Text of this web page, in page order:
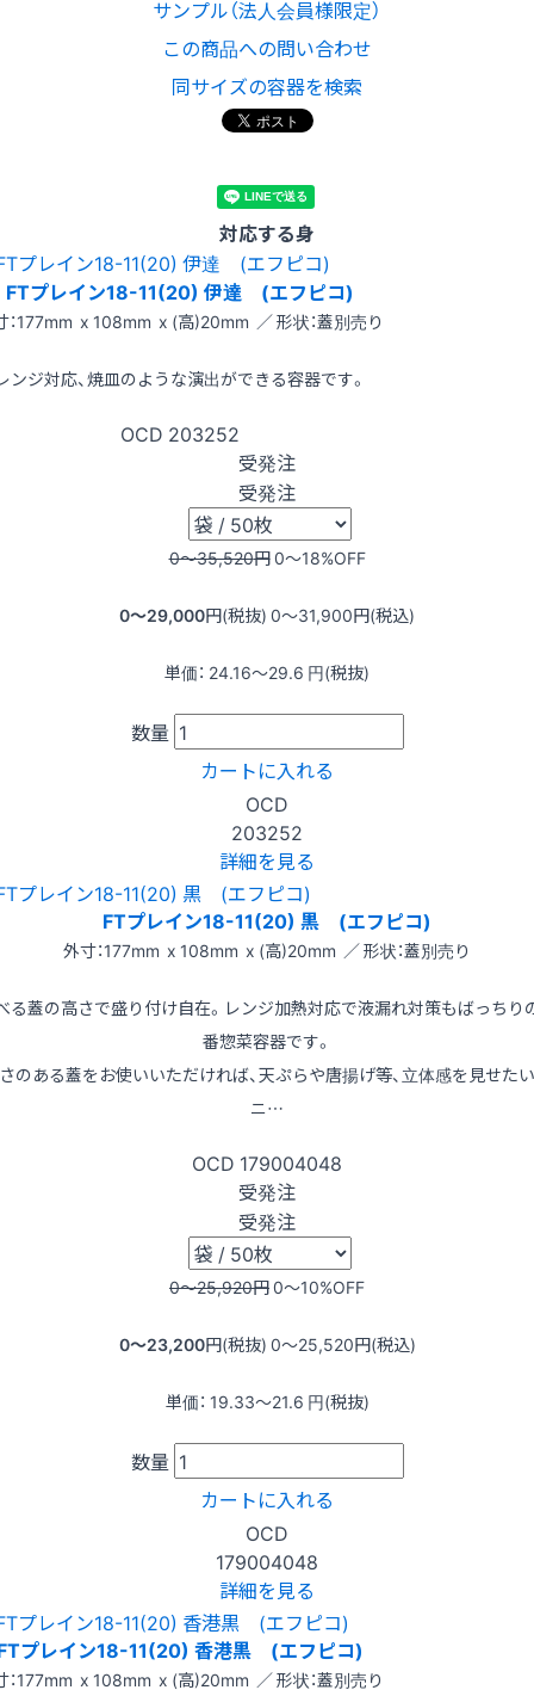
サンプル（法人会員様限定）
この商品への問い合わせ
同サイズの容器を検索
対応する身
FTプレイン18-11(20) 伊達 (エフピコ)
：177mm x 108mm x (高)20mm ／ 形状：蓋別売り
ンジ対応、焼皿のような演出ができる容器です。
OCD 203252
受発注
受発注
0〜35,520円0〜18%OFF
0〜29,000円(税抜) 0〜31,900円(税込)
単価： 24.16〜29.6 円(税抜)
数量
カートに入れる
OCD
203252
詳細を見る
FTプレイン18-11(20) 黒 (エフピコ)
外寸：177mm x 108mm x (高)20mm ／ 形状：蓋別売り
る蓋の高さで盛り付け自在。レンジ加熱対応で液漏れ対策もばっちり
番惣菜容器です。
のある蓋をお使いいただければ、天ぷらや唐揚げ等、立体感を見せた
ニ…
OCD 179004048
受発注
受発注
0〜25,920円0〜10%OFF
0〜23,200円(税抜) 0〜25,520円(税込)
単価： 19.33〜21.6 円(税抜)
数量
カートに入れる
OCD
179004048
詳細を見る
プレイン18-11(20) 香港黒 (エフピコ)
：177mm x 108mm x (高)20mm ／ 形状：蓋別売り